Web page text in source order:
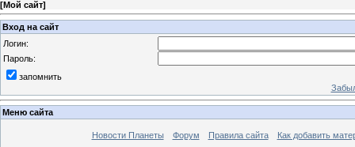
[Мой сайт]
Вход на сайт
Логин:
Пароль:
запомнить
Меню сайта
Новости Планеты Форум Правила сайта Как добавить